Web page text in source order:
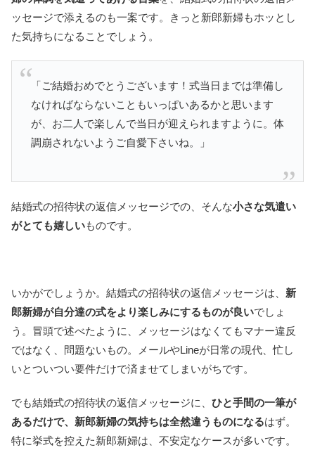
ッセージで添えるのも一案です。きっと新郎新婦もホッとし
た気持ちになることでしょう。
「ご結婚おめでとうございます！式当日までは準備し
なければならないこともいっぱいあるかと思います
が、お二人で楽しんで当日が迎えられますように。体
調崩されないようご自愛下さいね。」
結婚式の招待状の返信メッセージでの、そんな小さな気遣い
がとても嬉しいものです。
いかがでしょうか。結婚式の招待状の返信メッセージは、 新
郎新婦が自分達の式をより楽しみにするものが良いでしょ
う。冒頭で述べたように、メッセージはなくてもマナー違反
ではなく、問題ないもの。メールやLineが日常の現代、忙し
いとついつい要件だけで済ませてしまいがちです。
でも結婚式の招待状の返信メッセージに、 ひと手間の一筆が
あるだけで、新郎新婦の気持ちは全然違うものになるはず。
特に挙式を控えた新郎新婦は、不安定なケースが多いです。